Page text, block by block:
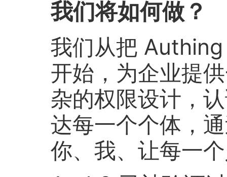
我们将如何做？
我们从把
开始，为企业提
杂的权限设计，
达每一个个体，
你、我、让每一